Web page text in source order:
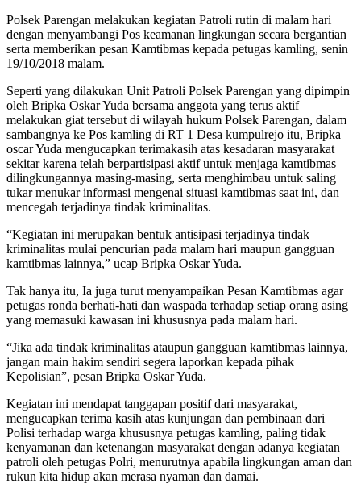
Polsek Parengan melakukan kegiatan Patroli rutin di malam hari
dengan menyambangi Pos keamanan lingkungan secara bergantian
serta memberikan pesan Kamtibmas kepada petugas kamling, senin
19/10/2018 malam.
Seperti yang dilakukan Unit Patroli Polsek Parengan yang dipimpin
oleh Bripka Oskar Yuda bersama anggota yang terus aktif
melakukan giat tersebut di wilayah hukum Polsek Parengan, dalam
sambangnya ke Pos kamling di RT 1 Desa kumpulrejo itu, Bripka
oscar Yuda mengucapkan terimakasih atas kesadaran masyarakat
sekitar karena telah berpartisipasi aktif untuk menjaga kamtibmas
dilingkungannya masing-masing, serta menghimbau untuk saling
tukar menukar informasi mengenai situasi kamtibmas saat ini, dan
mencegah terjadinya tindak kriminalitas.
“Kegiatan ini merupakan bentuk antisipasi terjadinya tindak
kriminalitas mulai pencurian pada malam hari maupun gangguan
kamtibmas lainnya,” ucap Bripka Oskar Yuda.
Tak hanya itu, Ia juga turut menyampaikan Pesan Kamtibmas agar
petugas ronda berhati-hati dan waspada terhadap setiap orang asing
yang memasuki kawasan ini khususnya pada malam hari.
“Jika ada tindak kriminalitas ataupun gangguan kamtibmas lainnya,
jangan main hakim sendiri segera laporkan kepada pihak
Kepolisian”, pesan Bripka Oskar Yuda.
Kegiatan ini mendapat tanggapan positif dari masyarakat,
mengucapkan terima kasih atas kunjungan dan pembinaan dari
Polisi terhadap warga khususnya petugas kamling, paling tidak
kenyamanan dan ketenangan masyarakat dengan adanya kegiatan
patroli oleh petugas Polri, menurutnya apabila lingkungan aman dan
rukun kita hidup akan merasa nyaman dan damai.